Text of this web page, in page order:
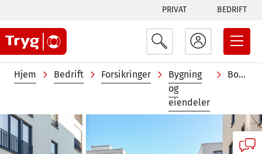
hovedinnhold
Tabs
menu
PRIVAT BEDRIFT
Navigasjonssti
Hjem Bedrift Forsikringer
Bygning
og
eiendeler
Boligselskapsforsikring
Image